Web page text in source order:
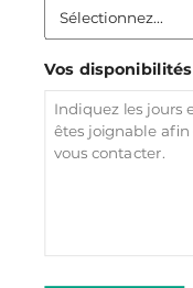
Vos disponibilités